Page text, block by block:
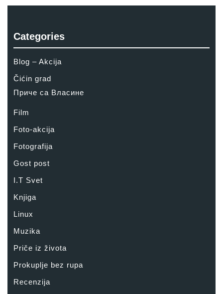
Categories
Blog – Akcija
Čićin grad
Приче са Власине
Film
Foto-akcija
Fotografija
Gost post
I.T Svet
Knjiga
Linux
Muzika
Priče iz života
Prokuplje bez rupa
Recenzija